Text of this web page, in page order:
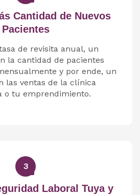
Cantidad de Nuevos
Pacientes
de revisita anual, un
la cantidad de pacientes
y por ende, un
las ventas de la clínica
o tu emprendimiento.
3
Laboral Tuya y